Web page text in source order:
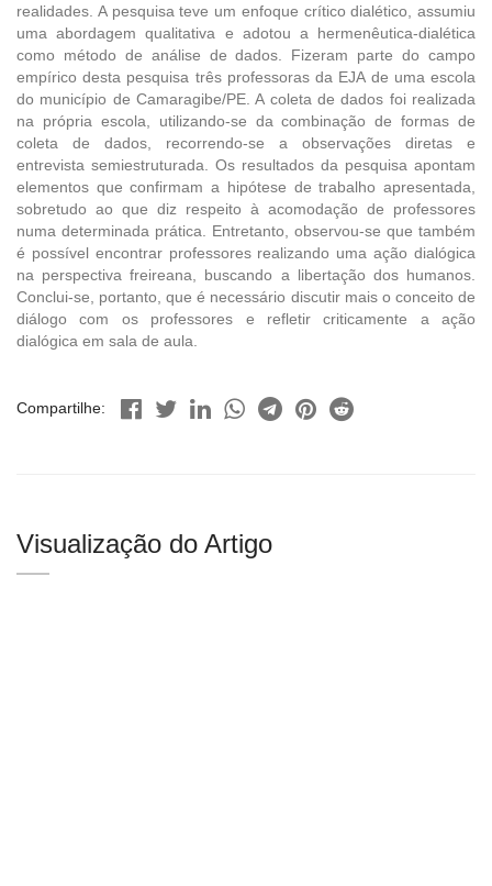
realidades. A pesquisa teve um enfoque crítico dialético, assumiu
uma abordagem qualitativa e adotou a hermenêutica-dialética
como método de análise de dados. Fizeram parte do campo
empírico desta pesquisa três professoras da EJA de uma escola
do município de Camaragibe/PE. A coleta de dados foi realizada
na própria escola, utilizando-se da combinação de formas de
coleta de dados, recorrendo-se a observações diretas e
entrevista semiestruturada. Os resultados da pesquisa apontam
elementos que confirmam a hipótese de trabalho apresentada,
sobretudo ao que diz respeito à acomodação de professores
numa determinada prática. Entretanto, observou-se que também
é possível encontrar professores realizando uma ação dialógica
na perspectiva freireana, buscando a libertação dos humanos.
Conclui-se, portanto, que é necessário discutir mais o conceito de
diálogo com os professores e refletir criticamente a ação
dialógica em sala de aula.
Compartilhe:
Visualização do Artigo